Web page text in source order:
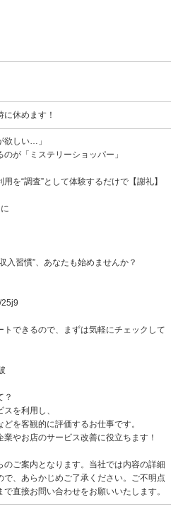
休めます！
欲しい…」
が「ミステリーショッパー」
を“調査”として体験するだけで【謝礼】
入習慣”、あなたも始めませんか？
トできるので、まずは気軽にチェックして
？
を利用し、
を客観的に評価するお仕事です。
やお店のサービス改善に役立ちます！
ご案内となります。当社では内容の詳細
で、あらかじめご了承ください。ご不明点
直接お問い合わせをお願いいたします。